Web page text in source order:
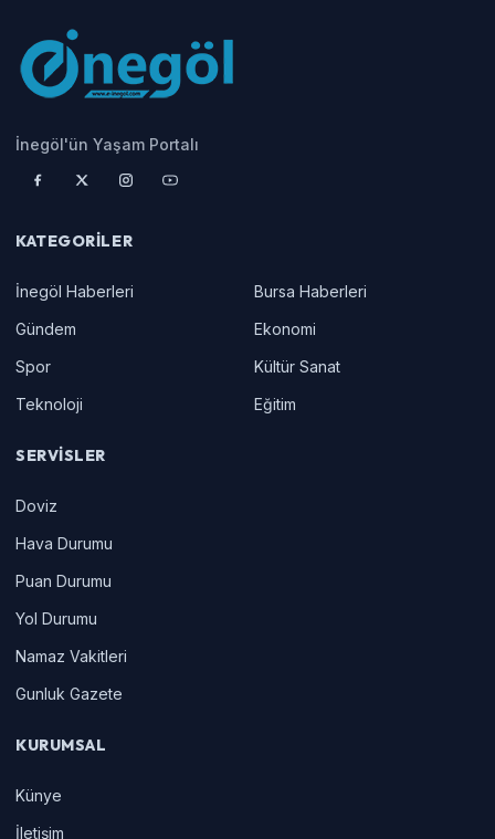
İnegöl'ün Yaşam Portalı
KATEGORILER
İnegöl Haberleri
Bursa Haberleri
Gündem
Ekonomi
Spor
Kültür Sanat
Teknoloji
Eğitim
SERVISLER
Doviz
Hava Durumu
Puan Durumu
Yol Durumu
Namaz Vakitleri
Gunluk Gazete
KURUMSAL
Künye
İletişim